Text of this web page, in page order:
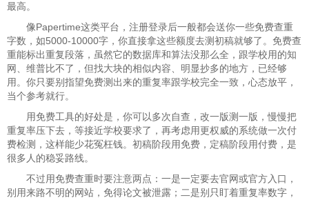
最高。
像Papertime这类平台，注册登录后一般都会送你一些免费查重
字数，如5000-10000字，你直接拿这些额度去测初稿就够了。免费查
重能标出重复段落，虽然它的数据库和算法没那么全，跟学校用的知
网、维普比不了，但找大块的相似内容、明显抄多的地方，已经够
用。你只要别指望免费测出来的重复率跟学校完全一致，心态放平，
当个参考就行。
用免费工具的好处是，你可以多次自查，改一版测一版，慢慢把
重复率压下去，等接近学校要求了，再考虑用更权威的系统做一次付
费检测，这样能少花冤枉钱。初稿阶段用免费，定稿阶段用付费，是
很多人的稳妥路线。
不过用免费查重时要注意两点：一是一定要去官网或官方入口，
别用来路不明的网站，免得论文被泄露；二是别只盯着重复率数字，